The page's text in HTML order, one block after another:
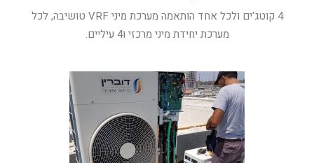
4 קוטג'ים ולכל אחד הותאמה מערכת מיני VRF טושיבה, לכל
מערכת יחידת מיני מרכזי ו4 עיליים.